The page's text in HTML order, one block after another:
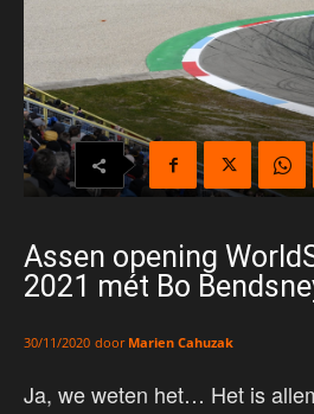
Assen opening
2021 mét Bo
30/11/2020 door Marien Cahuzak
Ja, we weten het… Het is